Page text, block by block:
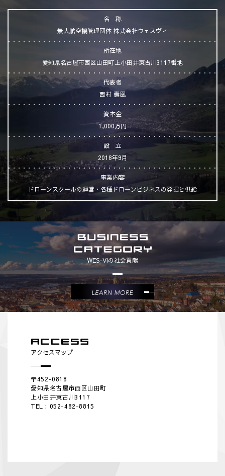
名 称
無人航空機管理団体 株式会社ウェスヴィ
所在地
愛知県名古屋市西区山田町上小田井東古川3117番地
代表者
西村 壽凰
資本金
1,000万円
設 立
2018年9月
事業内容
ドローンスクールの運営・各種ドローンビジネスの発掘と供給
WES-VIの社会貢献
アクセスマップ
〒452-0818
愛知県名古屋市西区山田町
上小田井東古川3117
TEL : 052-482-8815